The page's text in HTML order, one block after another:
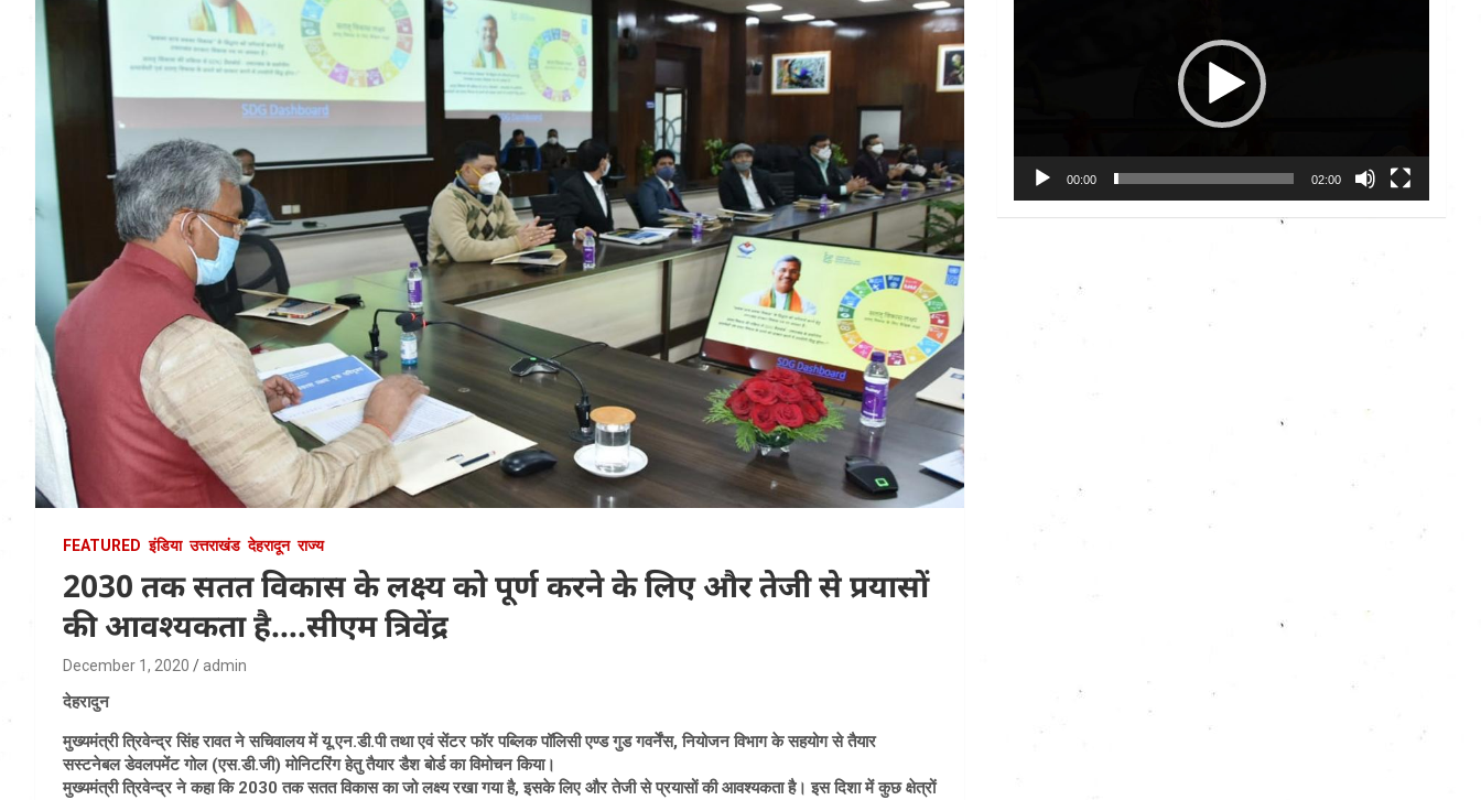
FEATURED इंडिया उत्तराखंड देहरादून राज्य
2030 तक सतत विकास के लक्ष्य को पूर्ण करने के लिए और तेजी से प्रयासों
की आवश्यकता है….सीएम त्रिवेंद्र
December 1, 2020 admin
देहरादुन
मुख्यमंत्री त्रिवेन्द्र सिंह रावत ने सचिवालय में यू.एन.डी.पी तथा एवं सेंटर फॉर पब्लिक पॉलिसी एण्ड गुड गवर्नेंस, नियोजन विभाग के सहयोग से तैयार
सस्टनेबल डेवलपमेंट गोल (एस.डी.जी) मोनिटरिंग हेतु तैयार डैश बोर्ड का विमोचन किया।
मुख्यमंत्री त्रिवेन्द्र ने कहा कि 2030 तक सतत विकास का जो लक्ष्य रखा गया है, इसके लिए और तेजी से प्रयासों की आवश्यकता है। इस दिशा में कुछ क्षेत्रों
00:00 02:00